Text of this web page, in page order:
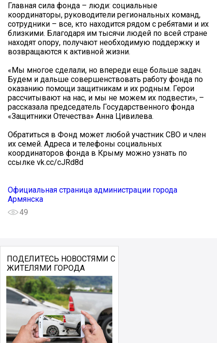
Главная сила фонда – люди: социальные
координаторы, руководители региональных команд,
сотрудники – все, кто находится рядом с ребятами и их
близкими. Благодаря им тысячи людей по всей стране
находят опору, получают необходимую поддержку и
возвращаются к активной жизни.
«Мы многое сделали, но впереди еще больше задач.
Будем и дальше совершенствовать работу фонда по
оказанию помощи защитникам и их родным. Герои
рассчитывают на нас, и мы не можем их подвести», –
рассказала председатель Государственного фонда
«Защитники Отечества» Анна Цивилева.
Обратиться в Фонд может любой участник СВО и член
их семей. Адреса и телефоны социальных
координаторов фонда в Крыму можно узнать по
ссылке vk.cc/cJRd8d
Официальная страница администрации города
Армянска
49
ПОДЕЛИТЕСЬ НОВОСТЯМИ С
ЖИТЕЛЯМИ ГОРОДА